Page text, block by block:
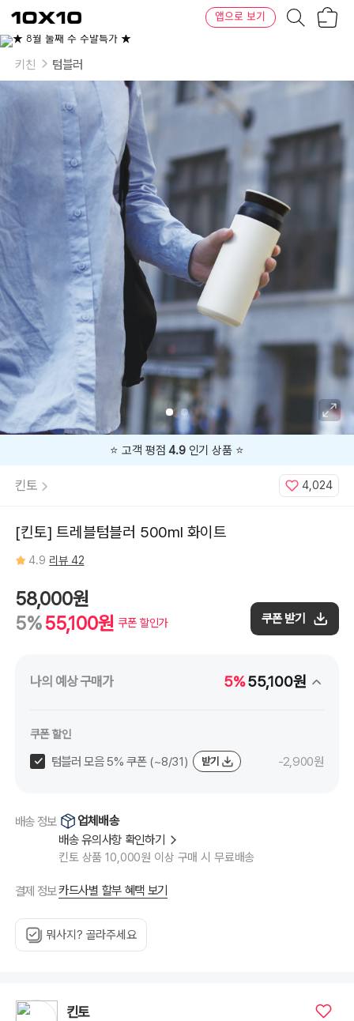
텐
바
텐
앱으로 보기
키친 텀블러
⭐️ 고객 평점4.9인기 상품 ⭐️
킨토 4,024
[킨토] 트레블텀블러 500ml 화이트
4.9 리뷰 42
58,000원
5%55,100원 쿠폰 할인가 쿠폰 받기
나의 예상 구매가 5%55,100원
쿠폰 할인
텀블러 모음 5% 쿠폰 (~8/31) 받기 -2,900원
배송 정보
업체배송
배송 유의사항 확인하기
킨토 상품 10,000원 이상 구매 시 무료배송
결제 정보카드사별 할부 혜택 보기
뭐사지? 골라주세요
킨토